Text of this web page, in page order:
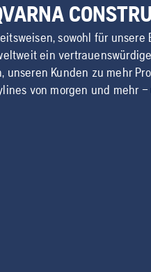
sowohl für unsere
ein
Kunden zu mehr
von morgen und mehr